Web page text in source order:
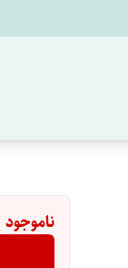
ناموجود